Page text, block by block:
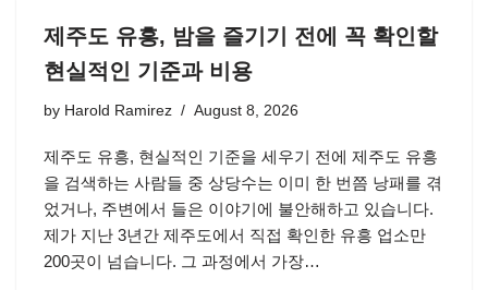
제주도 유흥, 밤을 즐기기 전에 꼭 확인할
현실적인 기준과 비용
by Harold Ramirez August 8, 2026
제주도 유흥, 현실적인 기준을 세우기 전에 제주도 유흥
을 검색하는 사람들 중 상당수는 이미 한 번쯤 낭패를 겪
었거나, 주변에서 들은 이야기에 불안해하고 있습니다.
제가 지난 3년간 제주도에서 직접 확인한 유흥 업소만
200곳이 넘습니다. 그 과정에서 가장…